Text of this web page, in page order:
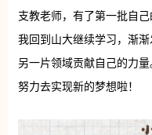
支教老师，有了第一批自
我回到山大继续学习，渐
另一片领域贡献自己的力
努力去实现新的梦想啦！